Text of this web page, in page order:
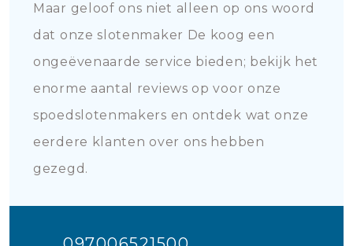
Maar geloof ons niet alleen op ons woord
dat onze slotenmaker De koog een
ongeëvenaarde service bieden; bekijk het
enorme aantal reviews op voor onze
spoedslotenmakers en ontdek wat onze
eerdere klanten over ons hebben
gezegd.